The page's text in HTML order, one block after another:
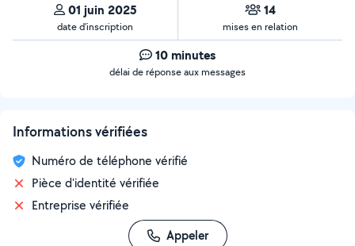
01 juin 2025
date d’inscription
14
mises en relation
10 minutes
délai de réponse aux messages
Informations vérifiées
Numéro de téléphone vérifié
Pièce d'identité vérifiée
Entreprise vérifiée
Appeler